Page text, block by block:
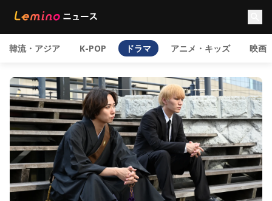
韓流・アジア K-POP ドラマ アニメ・キッズ 映画